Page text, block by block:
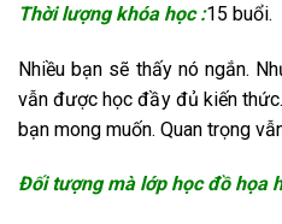
Thời lượng khóa học :15 buổi.
Nhiều bạn sẽ thấy nó ngắn.
vẫn được học đầy đủ kiến
bạn mong muốn. Quan trọng
Đối tượng mà lớp học đồ họa